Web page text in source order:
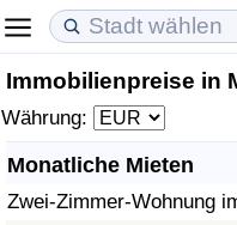
Immobilienpreise in
Währung:
Monatliche Mieten
Zwei-Zimmer-Wohnung
Lebenshaltungskosten
Lebenshaltungskosten-
Lebenshaltungskosten-
Immobilienpreise
Immobilienpreis-Index
Immobilienpreis-Index
Lebensqualität
Lebensqualität-Index
Lebensqualität-Index